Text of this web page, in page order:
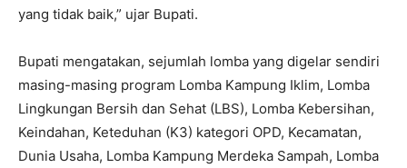
yang tidak baik,” ujar Bupati.
Bupati mengatakan, sejumlah lomba yang digelar sendiri
masing-masing program Lomba Kampung Iklim, Lomba
Lingkungan Bersih dan Sehat (LBS), Lomba Kebersihan,
Keindahan, Keteduhan (K3) kategori OPD, Kecamatan,
Dunia Usaha, Lomba Kampung Merdeka Sampah, Lomba